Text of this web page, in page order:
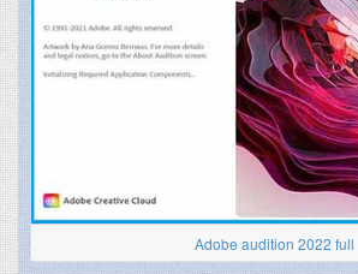
Adobe audition 2022 full